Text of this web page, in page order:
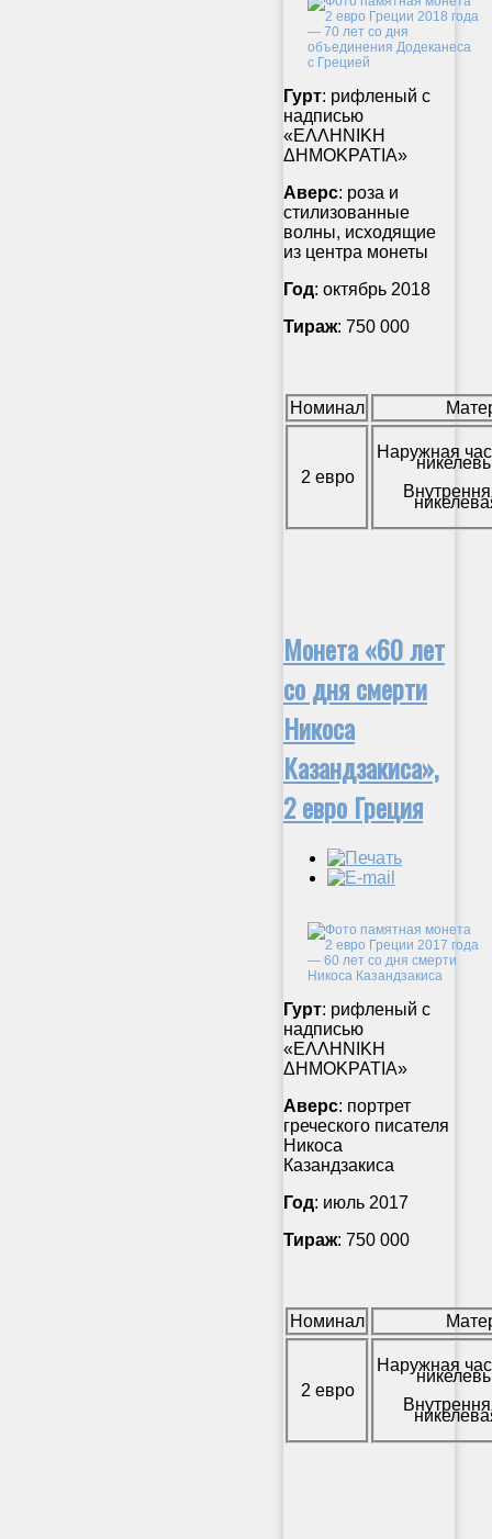
Гурт: рифленый с
надписью
«ΕΛΛΗΝΙΚΗ
ΔΗΜΟΚΡΑΤΙΑ»
Аверс: роза и
стилизованные
волны, исходящие
из центра монеты
Год: октябрь 2018
Тираж: 750 000
Номинал
2 евро
Наружная
Монета «60 лет
со дня смерти
Никоса
Казандзакиса»,
2 евро Греция
Гурт: рифленый с
надписью
«ΕΛΛΗΝΙΚΗ
ΔΗΜΟΚΡΑΤΙΑ»
Аверс: портрет
греческого писателя
Никоса
Казандзакиса
Год: июль 2017
Тираж: 750 000
Номинал
2 евро
Наружная